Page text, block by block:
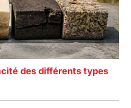
des différents types